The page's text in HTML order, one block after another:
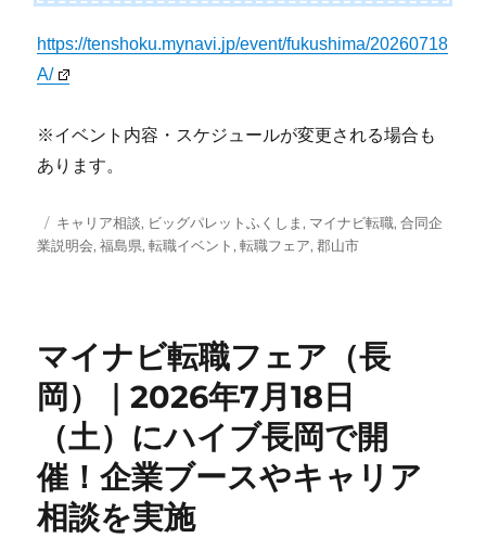
https://tenshoku.mynavi.jp/event/fukushima/20260718
A/
※イベント内容・スケジュールが変更される場合も
あります。
投
稿
タ
グ
キャリア相談, ビッグパレットふくしま , マイナビ転職,合同企
業説明会,福島県,転職イベント ,転職フェア,郡山市
マイナビ転職フェア（長
岡）｜2026年7月18日
（土）にハイブ長岡で開
催！企業ブースやキャリア
相談を実施